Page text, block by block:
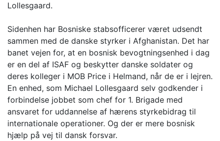
Lollesgaard.
Sidenhen har Bosniske stabsofficerer været udsendt
sammen med de danske styrker i Afghanistan. Det har
banet vejen for, at en bosnisk bevogtningsenhed i dag
er en del af ISAF og beskytter danske soldater og
deres kolleger i MOB Price i Helmand, når de er i lejren.
En enhed, som Michael Lollesgaard selv godkender i
forbindelse jobbet som chef for 1. Brigade med
ansvaret for uddannelse af hærens styrkebidrag til
internationale operationer. Og der er mere bosnisk
hjælp på vej til dansk forsvar.